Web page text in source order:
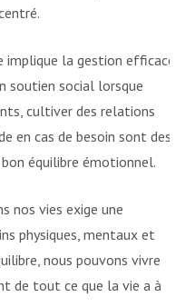
implique la gestion efficace
soutien social lorsque
cultiver des relations
en cas de besoin sont des
équilibre émotionnel.
nos vies exige une
physiques, mentaux et
nous pouvons vivre
de tout ce que la vie a à